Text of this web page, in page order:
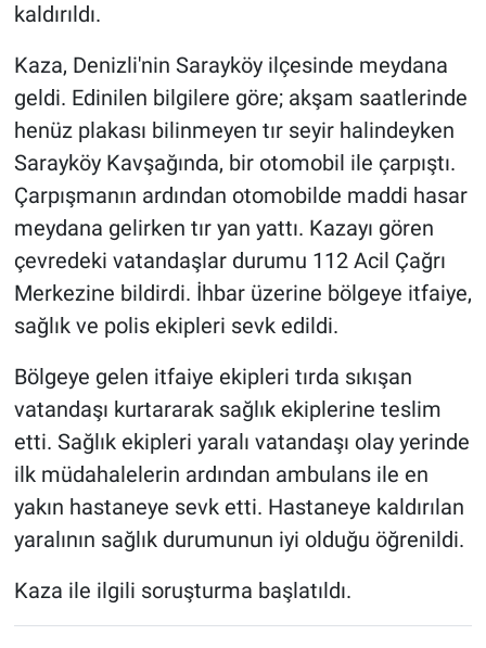
kaldırıldı.
Kaza, Denizli'nin Sarayköy ilçesinde meydana
geldi. Edinilen bilgilere göre; akşam saatlerinde
henüz plakası bilinmeyen tır seyir halindeyken
Sarayköy Kavşağında, bir otomobil ile çarpıştı.
Çarpışmanın ardından otomobilde maddi hasar
meydana gelirken tır yan yattı. Kazayı gören
çevredeki vatandaşlar durumu 112 Acil Çağrı
Merkezine bildirdi. İhbar üzerine bölgeye itfaiye,
sağlık ve polis ekipleri sevk edildi.
Bölgeye gelen itfaiye ekipleri tırda sıkışan
vatandaşı kurtararak sağlık ekiplerine teslim
etti. Sağlık ekipleri yaralı vatandaşı olay yerinde
ilk müdahalelerin ardından ambulans ile en
yakın hastaneye sevk etti. Hastaneye kaldırılan
yaralının sağlık durumunun iyi olduğu öğrenildi.
Kaza ile ilgili soruşturma başlatıldı.